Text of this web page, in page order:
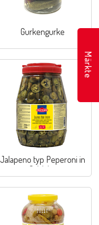
Gurkengurke
Jalapeno typ Peperoni in
Salzlake
Märkte